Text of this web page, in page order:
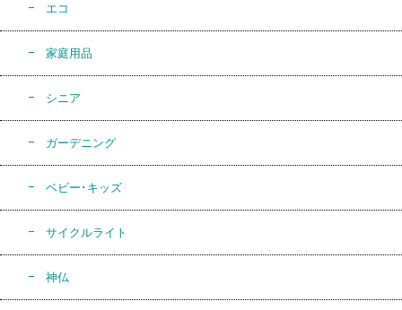
エコ
家庭用品
シニア
ガーデニング
ベビー･キッズ
サイクルライト
神仏